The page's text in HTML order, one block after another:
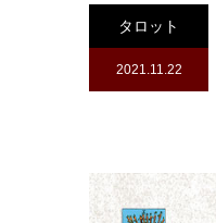
タロット
2021.11.22